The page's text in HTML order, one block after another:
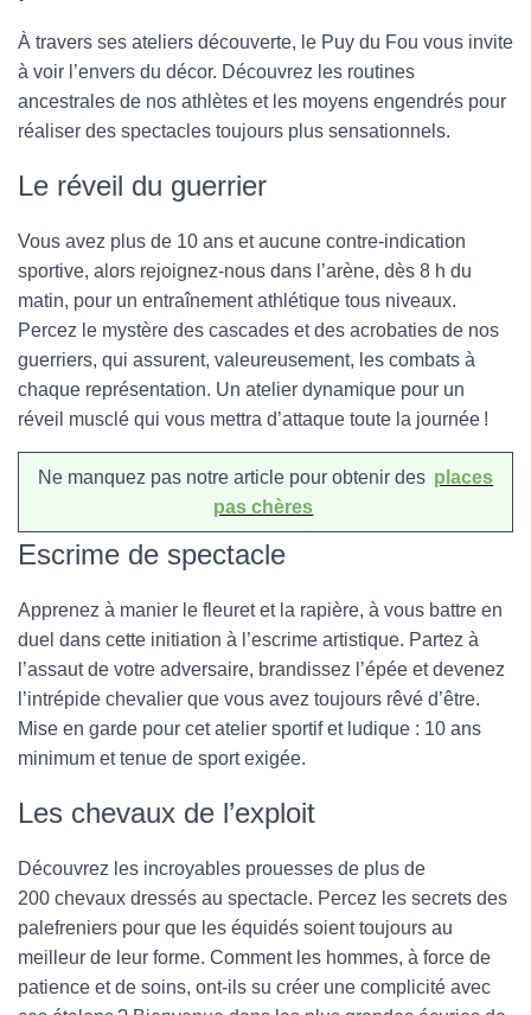
À travers ses ateliers découverte, le Puy du Fou vous invite
à voir l’envers du décor. Découvrez les routines
ancestrales de nos athlètes et les moyens engendrés pour
réaliser des spectacles toujours plus sensationnels.
Le réveil du guerrier
Vous avez plus de 10 ans et aucune contre-indication
sportive, alors rejoignez-nous dans l’arène, dès 8 h du
matin, pour un entraînement athlétique tous niveaux.
Percez le mystère des cascades et des acrobaties de nos
guerriers, qui assurent, valeureusement, les combats à
chaque représentation. Un atelier dynamique pour un
réveil musclé qui vous mettra d’attaque toute la journée !
Ne manquez pas notre article pour obtenir des places
pas chères
Escrime de spectacle
Apprenez à manier le fleuret et la rapière, à vous battre en
duel dans cette initiation à l’escrime artistique. Partez à
l’assaut de votre adversaire, brandissez l’épée et devenez
l’intrépide chevalier que vous avez toujours rêvé d’être.
Mise en garde pour cet atelier sportif et ludique : 10 ans
minimum et tenue de sport exigée.
Les chevaux de l’exploit
Découvrez les incroyables prouesses de plus de
200 chevaux dressés au spectacle. Percez les secrets des
palefreniers pour que les équidés soient toujours au
meilleur de leur forme. Comment les hommes, à force de
patience et de soins, ont-ils su créer une complicité avec